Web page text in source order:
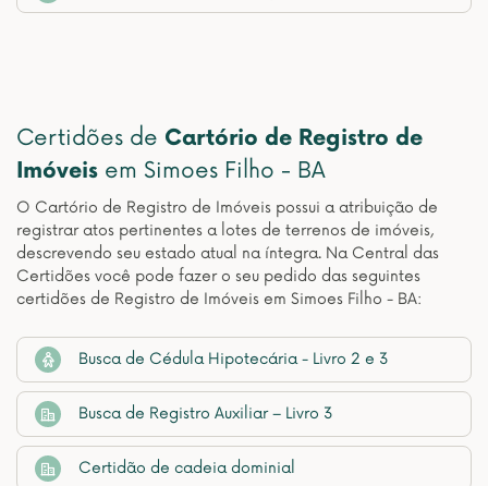
Certidões de Cartório de Registro de
Imóveis em Simoes Filho - BA
O Cartório de Registro de Imóveis possui a atribuição de
registrar atos pertinentes a lotes de terrenos de imóveis,
descrevendo seu estado atual na íntegra. Na Central das
Certidões você pode fazer o seu pedido das seguintes
certidões de Registro de Imóveis em Simoes Filho - BA:
Busca de Cédula Hipotecária - Livro 2 e 3
Busca de Registro Auxiliar – Livro 3
Certidão de cadeia dominial